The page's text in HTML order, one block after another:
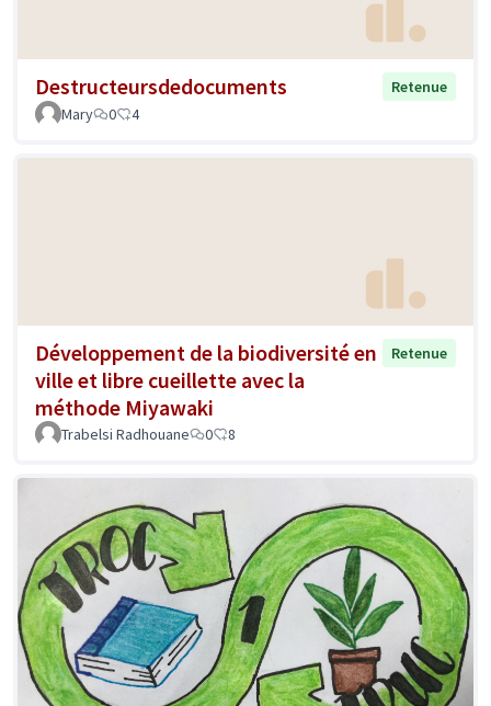
Destructeursdedocuments
Retenue
Mary
0 4
Développement de la biodiversité en
ville et libre cueillette avec la
méthode Miyawaki
Retenue
Trabelsi Radhouane 0 8